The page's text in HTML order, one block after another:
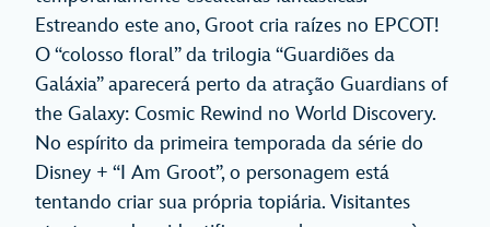
Estreando este ano, Groot cria raízes no EPCOT!
O “colosso floral” da trilogia “Guardiões da
Galáxia” aparecerá perto da atração Guardians of
the Galaxy: Cosmic Rewind no World Discovery.
No espírito da primeira temporada da série do
Disney + “I Am Groot”, o personagem está
tentando criar sua própria topiária. Visitantes